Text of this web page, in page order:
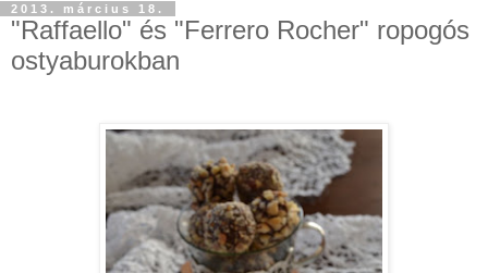
2013. március 18.
"Raffaello" és "Ferrero Rocher" ropogós
ostyaburokban